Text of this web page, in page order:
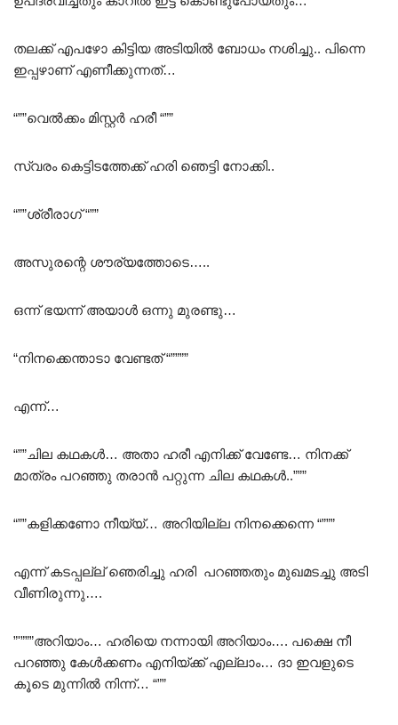
തലക്ക് എപഴോ കിട്ടിയ അടിയിൽ ബോധം നശിച്ചു.. പിന്നെ
ഇപ്പഴാണ് എണീക്കുന്നത്…
“””വെൽക്കം മിസ്റ്റർ ഹരീ “””
സ്വരം കെട്ടിടത്തേക്ക് ഹരി ഞെട്ടി നോക്കി..
“””ശ്രീരാഗ് “””
അസുരന്റെ ശൗര്യത്തോടെ…..
ഒന്ന് ഭയന്ന് അയാൾ ഒന്നു മുരണ്ടു…
“നിനക്കെന്താടാ വേണ്ടത് “””””
എന്ന്…
“””ചില കഥകൾ… അതാ ഹരീ എനിക്ക് വേണ്ടേ… നിനക്ക്
മാത്രം പറഞ്ഞു തരാൻ പറ്റുന്ന ചില കഥകൾ..”””
“””കളിക്കണോ നീയ്യ്… അറിയില്ല നിനക്കെന്നെ “”””
എന്ന് കടപ്പല്ല് ഞെരിച്ചു ഹരി പറഞ്ഞതും മുഖമടച്ചു അടി
വീണിരുന്നു….
”'”””അറിയാം… ഹരിയെ നന്നായി അറിയാം…. പക്ഷെ നീ
പറഞ്ഞു കേൾക്കണം എനിയ്ക്ക് എല്ലാം… ദാ ഇവളുടെ
കൂടെ മുന്നിൽ നിന്ന്… “””